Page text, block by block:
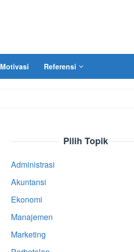
Motivasi Referensi
Pilih Topik
Administrasi
Akuntansi
Ekonomi
Manajemen
Marketing